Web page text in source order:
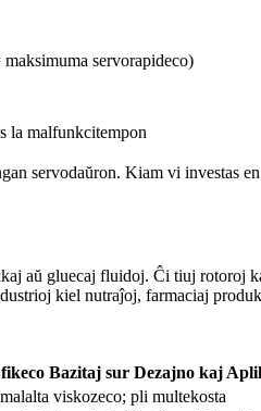
servorapideco)
la malfunkcitempon
servodaŭron. Kiam vi investas
aŭ gluecaj fluidoj. Ĉi tiuj rotoroj
kiel nutraĵoj, farmaciaj
Bazitaj sur Dezajno kaj
viskozeco; pli multekosta